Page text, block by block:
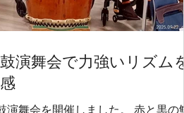
演舞会で力強いリズムを
舞会を開催しました。 赤と黒の鮮